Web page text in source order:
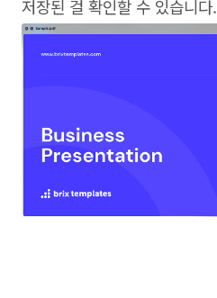
저장된 걸 확인할 수 있습니다.